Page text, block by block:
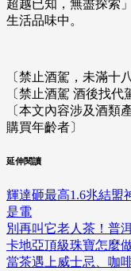
超越已知，無盡探索
生活品味中。
〔禁止酒駕，未滿十
〔禁止酒駕 酒後找代
〔本文內容涉及酒類
購買年齡者〕
延伸閱讀
輝達砸最高1.6兆結盟
是電
別再叫它老人茶！普
卡地亞頂級珠寶怎麼
當茶遇上威士忌、咖